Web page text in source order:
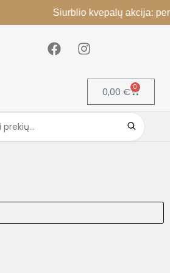
Siurblio kvepalų akcija:
0,00 € 0